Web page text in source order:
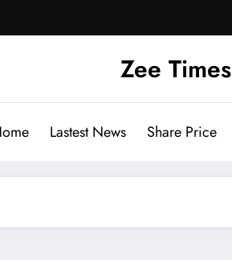
Zee Times
Lastest News Share Price